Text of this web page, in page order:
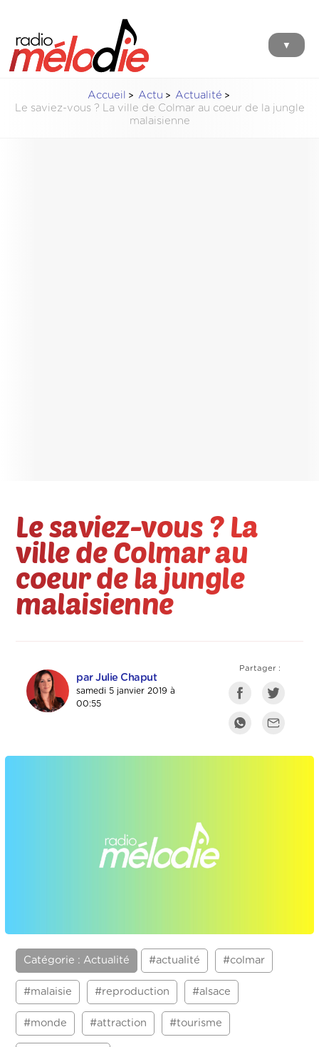
▼
Accueil Actu
Actualité
Le saviez-vous ? La ville de Colmar au coeur de la jungle
malaisienne
Le saviez-vous ? La
ville de Colmar au
coeur de la jungle
malaisienne
par Julie Chaput
samedi 5 janvier 2019 à
00:55
Partager :
Catégorie : Actualité #actualité #colmar
#malaisie #reproduction #alsace
#monde #attraction #tourisme